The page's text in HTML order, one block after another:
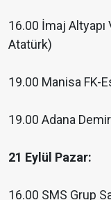
16.00 İmaj
Atatürk)
19.00 Manisa FK-
19.00 Adana
21 Eylül Pazar:
16.00 SMS Grup